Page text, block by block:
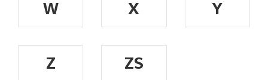
W
X
Y
Z
ZS